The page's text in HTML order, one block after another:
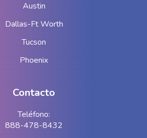
Austin
Dallas-Ft Worth
Tucson
Phoenix
Contacto
Teléfono:
888-478-8432